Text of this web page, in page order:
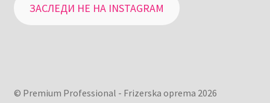
ЗАСЛЕДИ НЕ НА INSTAGRAM
© Premium Professional - Frizerska oprema 2026